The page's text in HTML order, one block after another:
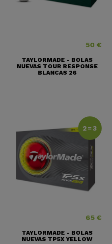
Precio
50 €
TAYLORMADE - BOLAS
NUEVAS TOUR RESPONSE
BLANCAS 26
2=3
Precio
65 €
TAYLORMADE - BOLAS
NUEVAS TP5X YELLOW